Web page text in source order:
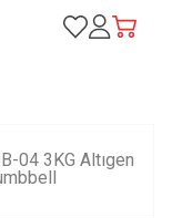
Favorilerim
Hesabım
Sepetim
04 3KG Altıgen